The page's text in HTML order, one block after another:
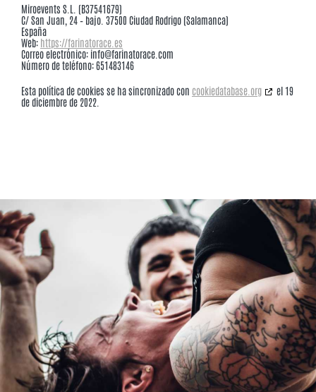
Miroevents S.L. (B37541679)
C/ San Juan, 24 – bajo. 37500 Ciudad Rodrigo (Salamanca)
España
Web: https://farinatorace.es
Correo electrónico: info@farinatorace.com
Número de teléfono: 651483146
Esta política de cookies se ha sincronizado con cookiedatabase.org
el 19
de diciembre de 2022.